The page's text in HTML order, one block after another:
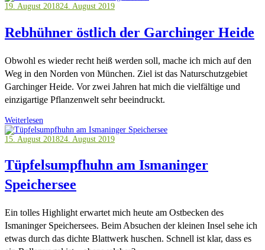
19. August 201824. August 2019
Rebhühner östlich der Garchinger Heide
Obwohl es wieder recht heiß werden soll, mache ich mich auf den
Weg in den Norden von München. Ziel ist das Naturschutzgebiet
Garchinger Heide. Vor zwei Jahren hat mich die vielfältige und
einzigartige Pflanzenwelt sehr beeindruckt.
Weiterlesen
15. August 201824. August 2019
Tüpfelsumpfhuhn am Ismaninger
Speichersee
Ein tolles Highlight erwartet mich heute am Ostbecken des
Ismaninger Speichersees. Beim Absuchen der kleinen Insel sehe ich
etwas durch das dichte Blattwerk huschen. Schnell ist klar, dass es